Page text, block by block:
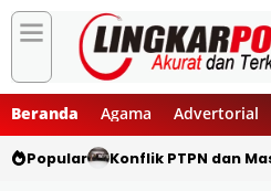
Beranda Agama Advertorial
Popular Konflik PTPN dan